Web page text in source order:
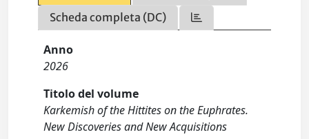
Scheda completa (DC)
Anno
2026
Titolo del volume
Karkemish of the Hittites on the Euphrates.
New Discoveries and New Acquisitions